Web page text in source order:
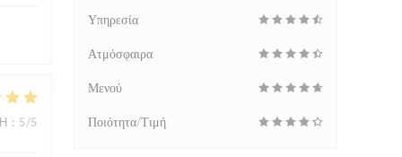
: 5/5
Υπηρεσία
Ατμόσφαιρα
Μενού
Ποιότητα/Τιμή